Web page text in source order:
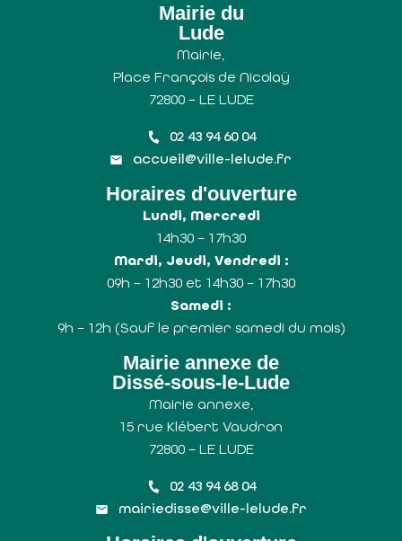
Mairie du
Lude
Mairie,
Place François de Nicolaÿ
72800 – LE LUDE
02 43 94 60 04
accueil@ville-lelude.fr
Horaires d'ouverture
Lundi, Mercredi
14h30 – 17h30
Mardi, Jeudi, Vendredi :
09h – 12h30 et 14h30 – 17h30
Samedi :
9h – 12h (Sauf le premier samedi du mois)
Mairie annexe de
Dissé-sous-le-Lude
Mairie annexe,
15 rue Klébert Vaudron
72800 – LE LUDE
02 43 94 68 04
mairiedisse@ville-lelude.fr